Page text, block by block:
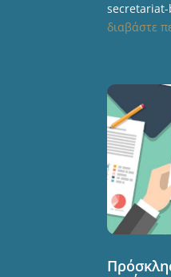
secretariat-
διαβάστε